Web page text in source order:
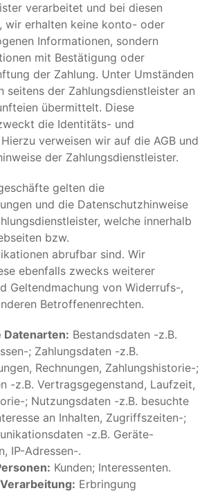
verarbeitet und bei diesen
wir erhalten keine konto- oder
Informationen, sondern
mit Bestätigung oder
der Zahlung. Unter Umständen
seitens der Zahlungsdienstleister an
übermittelt. Diese
die Identitäts- und
verweisen wir auf die AGB und
der Zahlungsdienstleister.
gelten die
und die Datenschutzhinweise
welche innerhalb
bzw.
abrufbar sind. Wir
ebenfalls zwecks weiterer
Geltendmachung von Widerrufs-,
Betroffenenrechten.
Bestandsdaten -z.B.
; Zahlungsdaten -z.B.
Rechnungen, Zahlungshistorie-;
-z.B. Vertragsgegenstand, Laufzeit,
; Nutzungsdaten -z.B. besuchte
an Inhalten, Zugriffszeiten-;
-z.B. Geräte-
IP-Adressen-.
Kunden; Interessenten.
Erbringung